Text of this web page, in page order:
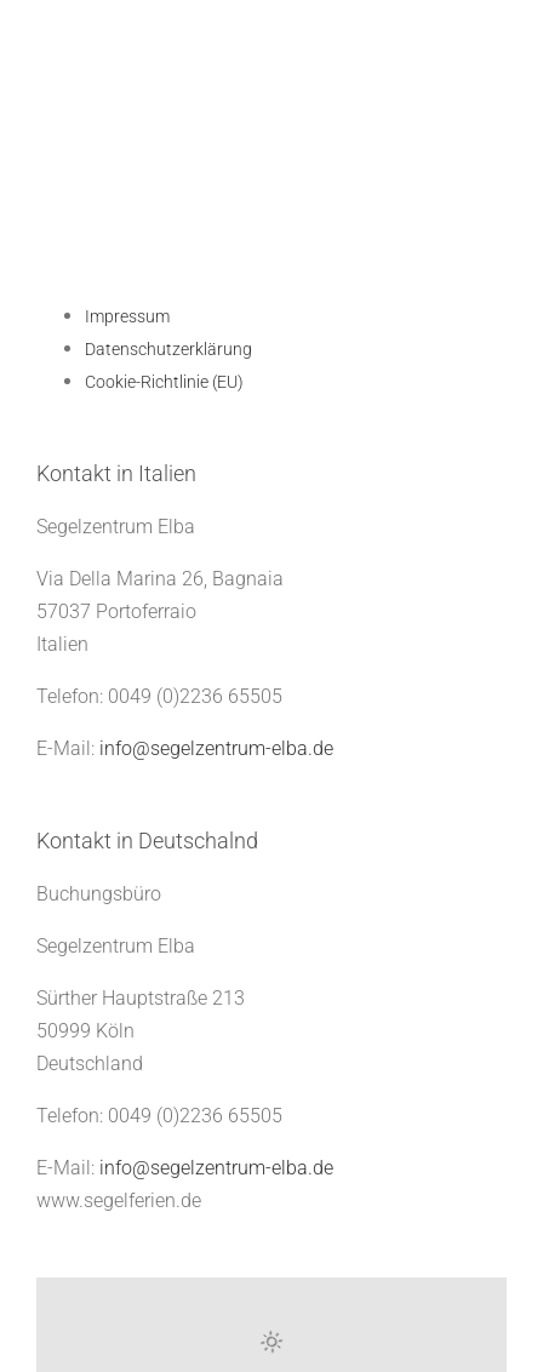
Impressum
Datenschutzerklärung
Cookie-Richtlinie (EU)
Kontakt in Italien
Segelzentrum Elba
Via Della Marina 26, Bagnaia
57037 Portoferraio
Italien
Telefon: 0049 (0)2236 65505
E-Mail: info@segelzentrum-elba.de
Kontakt in Deutschalnd
Buchungsbüro
Segelzentrum Elba
Sürther Hauptstraße 213
50999 Köln
Deutschland
Telefon: 0049 (0)2236 65505
E-Mail: info@segelzentrum-elba.de
www.segelferien.de